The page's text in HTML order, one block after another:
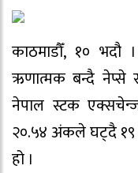
काठमाडौँ, १० भदौ
ऋणात्मक बन्दै
नेपाल स्टक
२०.५४ अंकले घट्दै १९
हो ।